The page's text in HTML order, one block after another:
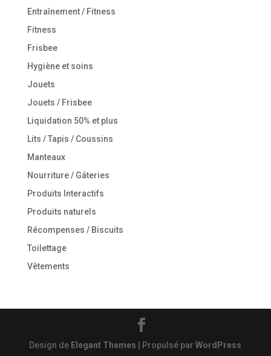
Entraînement / Fitness
Fitness
Frisbee
Hygiène et soins
Jouets
Jouets / Frisbee
Liquidation 50% et plus
Lits / Tapis / Coussins
Manteaux
Nourriture / Gâteries
Produits Interactifs
Produits naturels
Récompenses / Biscuits
Toilettage
Vêtements
Design de Elegant Themes | Propulsé parWordPress